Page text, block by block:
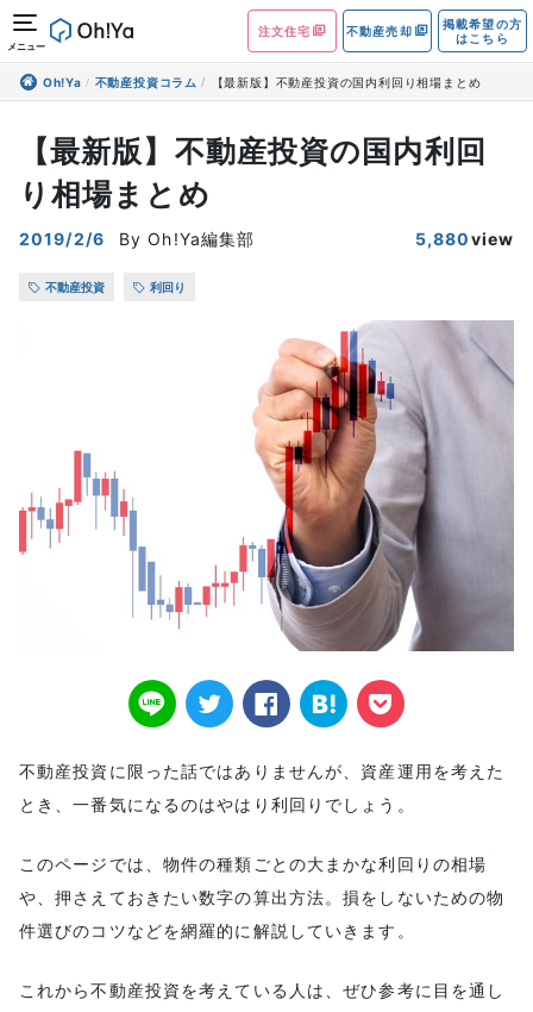
メニュー
注文住宅 不動産売却
掲載希望の方
はこちら
Oh!Ya 不動産投資コラム 【最新版】不動産投資の国内利回り相場まとめ
【最新版】不動産投資の国内利回
り相場まとめ
2019/2/6 By Oh!Ya編集部 5,880view
不動産投資 利回り
不動産投資に限った話ではありませんが、資産運用を考えた
とき、一番気になるのはやはり利回りでしょう。
このページでは、物件の種類ごとの大まかな利回りの相場
や、押さえておきたい数字の算出方法。損をしないための物
件選びのコツなどを網羅的に解説していきます。
これから不動産投資を考えている人は、ぜひ参考に目を通し